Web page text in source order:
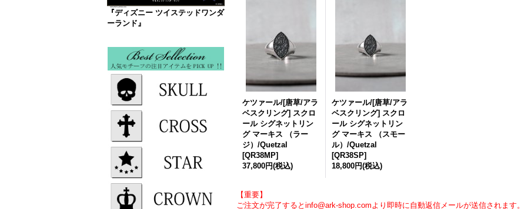
『ディズニー ツイステッドワンダ
ーランド』
ケツァール/[唐草/アラ
ベスクリング] スクロ
ール シグネットリン
グ マーキス （ラー
ジ）/Quetzal
[QR38MP]
37,800円(税込)
ケツァール/[唐草/アラ
ベスクリング] スクロ
ール シグネットリン
グ マーキス （スモー
ル）/Quetzal
[QR38SP]
18,800円(税込)
【重要】
ご注文が完了するとinfo@ark-shop.comより即時に自動返信メールが送信されます。